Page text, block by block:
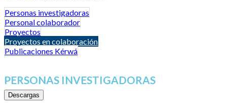
Personas investigadoras
Personal colaborador
Proyectos
Proyectos en colaboración
Publicaciones Kérwá
PERSONAS INVESTIGADORAS
Descargas